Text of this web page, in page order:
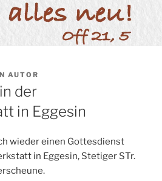
AUTOR
der
in Eggesin
wieder einen Gottesdienst
in Eggesin, Stetiger STr.